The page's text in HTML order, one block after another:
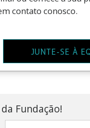
contato conosco.
JUNTE-SE À
Fundação!